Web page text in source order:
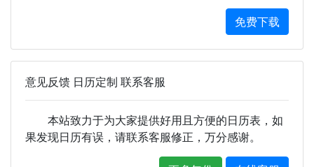
免费下载
意见反馈 日历定制 联系客服
本站致力于为大家提供好用且方便的日历表，如
果发现日历有误，请联系客服修正，万分感谢。